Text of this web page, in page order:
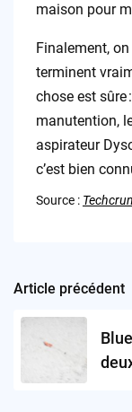
maison pour
Finalement,
terminent
chose est sûre
manutention,
aspirateur
c’est bien
Source :
Post
navigation
Article précédent